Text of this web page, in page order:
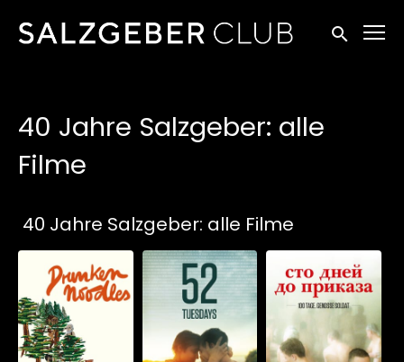
Zugänglichkeitslinks
Suche
40 Jahre Salzgeber: alle
Filme
Sammlungen
40 Jahre Salzgeber: alle Filme
Schauen Sie
ab$5.90
Schauen Sie
ab$4.90